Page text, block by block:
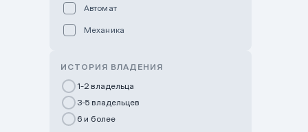
GWM Nurly Zhol
Chery Astana
Автомат
Механика
ИСТОРИЯ ВЛАДЕНИЯ
1-2 владельца
3-5 владельцев
6 и более